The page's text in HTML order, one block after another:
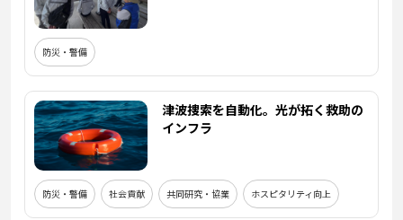
防災・警備
津波捜索を自動化。光が拓く救助の
インフラ
防災・警備 社会貢献 共同研究・協業 ホスピタリティ向上